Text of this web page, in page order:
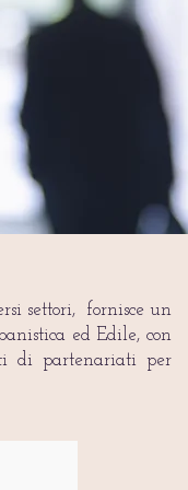
settori, fornisce un
ed Edile, con
di partenariati per